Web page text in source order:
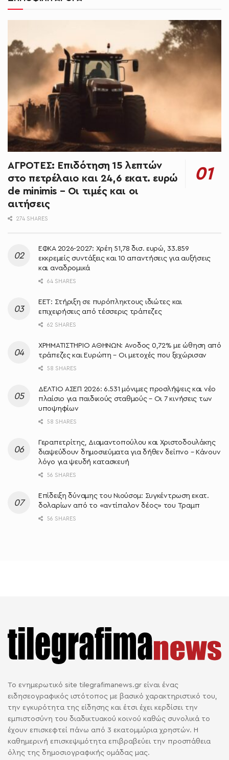
ΑΓΡΟΤΕΣ: Επιδότηση 15 λεπτών
στο πετρέλαιο και 24,6 εκατ. ευρώ
de minimis – Οι τιμές και οι
αιτήσεις
274 SHARES
ΕΦΚΑ 2026-2027: Χρέη 51,78 δισ. ευρώ, 33.859
εκκρεμείς συντάξεις και 10 απαντήσεις για αυξήσεις
και αναδρομικά
64 SHARES
ΕΕΤ: Στήριξη σε πυρόπληκτους ιδιώτες και
επιχειρήσεις από τέσσερις τράπεζες
62 SHARES
ΧΡΗΜΑΤΙΣΤΗΡΙΟ ΑΘΗΝΩΝ: Άνοδος 0,72% με ώθηση από
τράπεζες και Ευρώπη – Οι μετοχές που ξεχώρισαν
58 SHARES
ΔΕΛΤΙΟ ΑΣΕΠ 2026: 6.531 μόνιμες προσλήψεις και νέο
πλαίσιο για παιδικούς σταθμούς – Οι 7 κινήσεις των
υποψηφίων
58 SHARES
Γεραπετρίτης, Διαμαντοπούλου και Χριστοδουλάκης
διαψεύδουν δημοσιεύματα για δήθεν δείπνο – Κάνουν
λόγο για ψευδή κατασκευή
56 SHARES
Επίδειξη δύναμης του Νιούσομ: Συγκέντρωση εκατ.
δολαρίων από το «αντίπαλον δέος» του Τραμπ
56 SHARES
Το ενημερωτικό site tilegrafimanews.gr είναι ένας
ειδησεογραφικός ιστότοπος με βασικό χαρακτηριστικό του,
την εγκυρότητα της είδησης και έτσι έχει κερδίσει την
εμπιστοσύνη του διαδικτυακού κοινού καθώς συνολικά το
έχουν επισκεφτεί πάνω από 3 εκατομμύρια χρηστών. Η
καθημερινή επισκεψιμότητα επιβραβεύει την προσπάθεια
όλης της δημοσιογραφικής ομάδας μας.